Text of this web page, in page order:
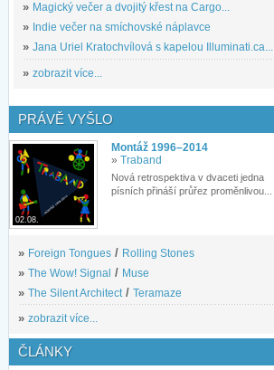
» Magický večer a dvojitý křest na Cargo...
» Indie večer na smíchovské náplavce
» Jana Uriel Kratochvílová s kapelou Illuminati.ca...
» zobrazit více...
PRÁVĚ VYŠLO
02.08.
Montáž 1996–2014
» Traband
Nová retrospektiva v dvaceti jedna
písních přináší průřez proměnlivou...
» Foreign Tongues / Rolling Stones
» The Wow! Signal / Muse
» The Silent Architect / Teramaze
» zobrazit více...
ČLÁNKY